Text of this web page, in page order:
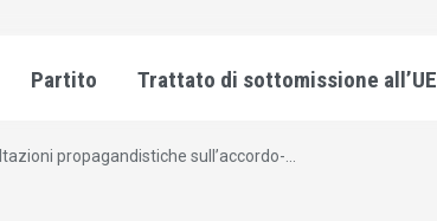
Partito Trattato di sottomissione all’UE
propagandistiche sull’accordo-...